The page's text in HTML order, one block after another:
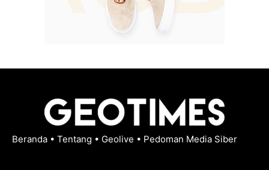
Beranda • Tentang • Geolive • Pedoman Media Siber